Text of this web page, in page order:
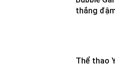
thắng
Thể thao